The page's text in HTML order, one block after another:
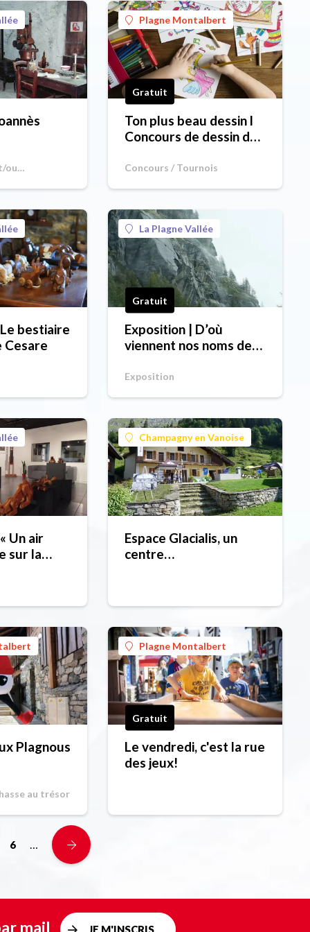
ou
Plagne Montalbert
Gratuit
Ton plus beau dessin l
Concours de dessin de
Concours / Tournois
bestiaire
Cesare
La Plagne Vallée
Gratuit
Exposition | D’où
viennent nos noms de
Exposition
Un air
sur la
Champagny en Vanoise
Espace Glacialis, un
centre
Plagnous
au trésor
Plagne Montalbert
Gratuit
Le vendredi, c'est la rue
des jeux!
6 …
mail